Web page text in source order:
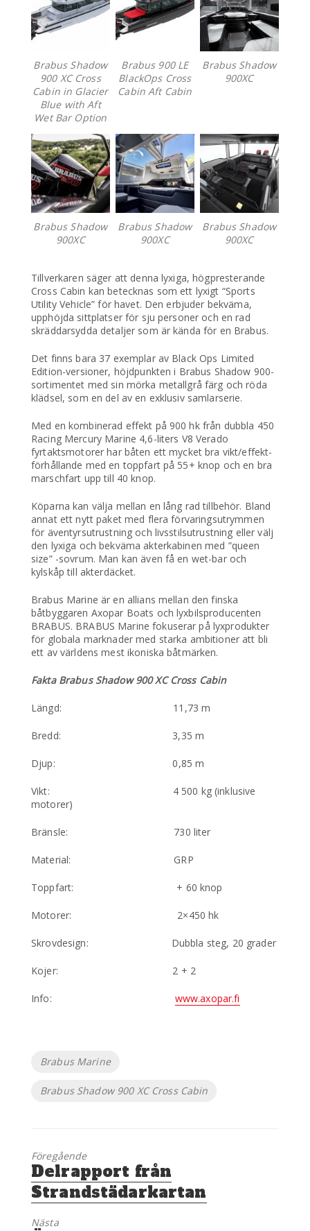
Brabus Shadow
900 XC Cross
Cabin in Glacier
Blue with Aft
Wet Bar Option
Brabus 900 LE
BlackOps Cross
Cabin Aft Cabin
Brabus Shadow
900XC
Brabus Shadow
900XC
Brabus Shadow
900XC
Brabus Shadow
900XC
Tillverkaren säger att denna lyxiga, högpresterande
Cross Cabin kan betecknas som ett lyxigt “Sports
Utility Vehicle” för havet. Den erbjuder bekväma,
upphöjda sittplatser för sju personer och en rad
skräddarsydda detaljer som är kända för en Brabus.
Det finns bara 37 exemplar av Black Ops Limited
Edition-versioner, höjdpunkten i Brabus Shadow 900-
sortimentet med sin mörka metallgrå färg och röda
klädsel, som en del av en exklusiv samlarserie.
Med en kombinerad effekt på 900 hk från dubbla 450
Racing Mercury Marine 4,6-liters V8 Verado
fyrtaktsmotorer har båten ett mycket bra vikt/effekt-
förhållande med en toppfart på 55+ knop och en bra
marschfart upp till 40 knop.
Köparna kan välja mellan en lång rad tillbehör. Bland
annat ett nytt paket med flera förvaringsutrymmen
för äventyrsutrustning och livsstilsutrustning eller välj
den lyxiga och bekväma akterkabinen med ”queen
size” -sovrum. Man kan även få en wet-bar och
kylskåp till akterdäcket.
Brabus Marine är en allians mellan den finska
båtbyggaren Axopar Boats och lyxbilsproducenten
BRABUS. BRABUS Marine fokuserar på lyxprodukter
för globala marknader med starka ambitioner att bli
ett av världens mest ikoniska båtmärken.
Fakta Brabus Shadow 900 XC Cross Cabin
Längd: 11,73 m
Bredd: 3,35 m
Djup: 0,85 m
Vikt: 4 500 kg (inklusive
motorer)
Bränsle: 730 liter
Material: GRP
Toppfart: + 60 knop
Motorer: 2×450 hk
Skrovdesign: Dubbla steg, 20 grader
Kojer: 2 + 2
Info: www.axopar.fi
Etiketter
Brabus Marine
Brabus Shadow 900 XC Cross Cabin
Föregående
Föregående
inlägg:
Delrapport från
Strandstädarkartan
Nästa